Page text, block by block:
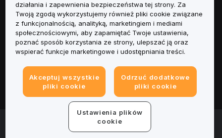
Usługi
Obsługa Klienta
Informacje prawne
© 2025-2026 Bybit.eu. Wszystkie prawa zastrzeżone.
działania i zapewnienia bezpieczeństwa tej strony. Za
Twoją zgodą wykorzystujemy również pliki cookie związane
z funkcjonalnością, analityką, marketingiem i mediami
społecznościowymi, aby zapamiętać Twoje ustawienia,
poznać sposób korzystania ze strony, ulepszać ją oraz
wspierać funkcje marketingowe i udostępniania treści.
Akceptuj wszystkie
pliki cookie
Odrzuć dodatkowe
pliki cookie
Ustawienia plików
cookie